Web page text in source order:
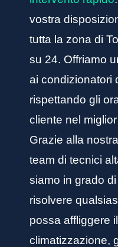
vostra
tutta la zona di
su 24. Offriamo
ai condizionatori
rispettando gli
cliente nel
Grazie alla
team di tecnici
siamo in grado
risolvere
possa affliggere
climatizzazione,